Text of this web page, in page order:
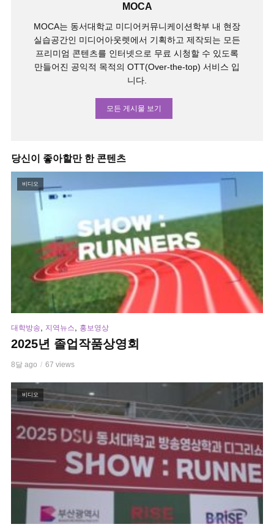
MOCA
MOCA는 동서대학교 미디어커뮤니케이션학부 내 현장
실습공간인 미디어아웃렛에서 기획하고 제작되는 모든
프리미엄 콘텐츠를 인터넷으로 무료 시청할 수 있도록
만들어진 공익적 목적의 OTT(Over-the-top) 서비스 입
니다.
모든 게시물 보기
당신이 좋아할만 한 콘텐츠
비디오
대학방송 지역뉴스 홍보영상
2025년 졸업작품상영회
8달 ago 67 views
비디오